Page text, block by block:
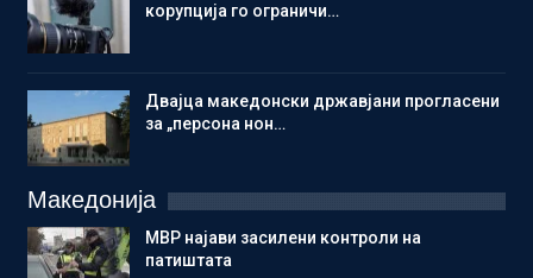
корупција го ограничи…
Двајца македонски државјани прогласени
за „персона нон…
Македонија
МВР најави засилени контроли на
патиштата